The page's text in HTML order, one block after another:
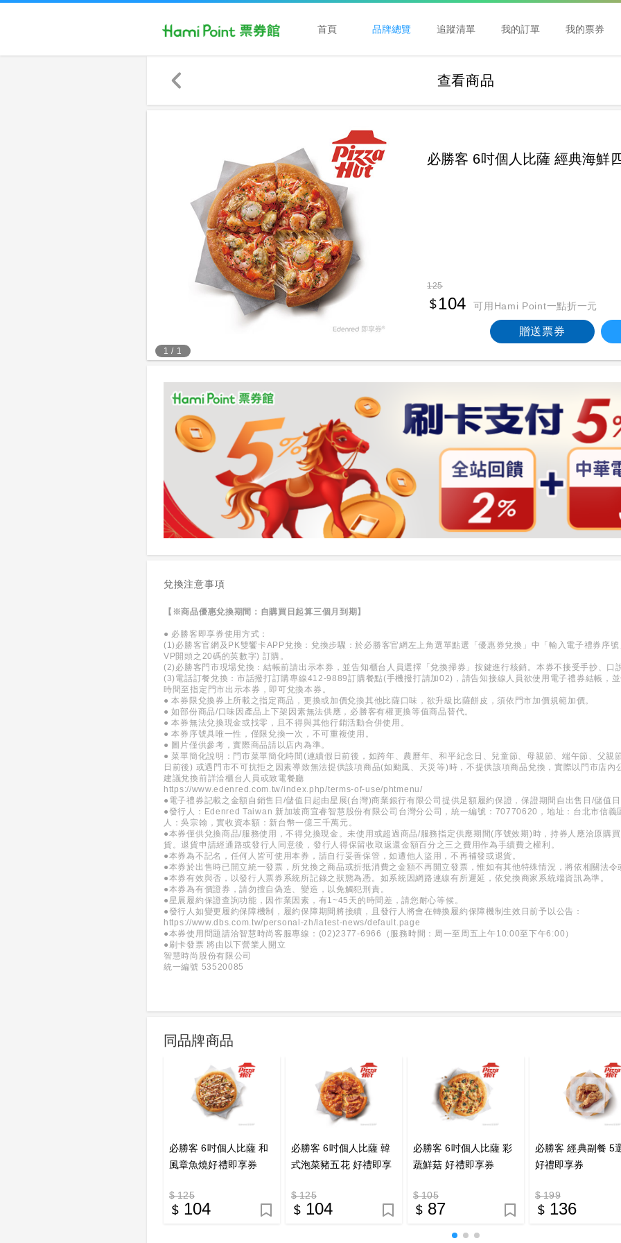
首頁 品牌總覽 追蹤清單 我的訂單 我的票券
查看商品
1 / 1
必勝客 6吋個人比薩 經典海鮮
125
104 可用Hami Point一點折一元
贈送票券
兌換注意事項
【※商品優惠兌換期間：自購買日起算三個月到期】
● 必勝客即享券使用方式：
(1)必勝客官網及PK雙饗卡APP兌換：兌換步驟：於必勝客官網左上角選單點選「優惠券兌換」中「輸入電子禮券序
VP開頭之20碼的英數字) 訂購。
(2)必勝客門市現場兌換：結帳前請出示本券，並告知櫃台人員選擇「兌換掃券」按鍵進行核銷。本券不接受手抄、口
(3)電話訂餐兌換：市話撥打訂購專線412-9889訂購餐點(手機撥打請加02)，請告知接線人員欲使用電子禮券結帳，
時間至指定門市出示本券，即可兌換本券。
● 本券限兌換券上所載之指定商品，更換或加價兌換其他比薩口味，欲升級比薩餅皮，須依門市加價規範加價。
● 如部份商品/口味因產品上下架因素無法供應，必勝客有權更換等值商品替代。
● 本券無法兌換現金或找零，且不得與其他行銷活動合併使用。
● 本券序號具唯一性，僅限兌換一次，不可重複使用。
● 圖片僅供參考，實際商品請以店內為準。
● 菜單簡化說明：門市菜單簡化時間(連續假日前後，如跨年、農曆年、和平紀念日、兒童節、母親節、端午節、父親
日前後) 或遇門市不可抗拒之因素導致無法提供該項商品(如颱風、天災等)時，不提供該項商品兌換，實際以門市店
建議兌換前詳洽櫃台人員或致電餐廳
https://www.edenred.com.tw/index.php/terms-of-use/phtmenu/
●電子禮券記載之金額自銷售日/儲值日起由星展(台灣)商業銀行有限公司提供足額履約保證，保證期間自出售日/儲值
●發行人：Edenred Taiwan 新加坡商宜睿智慧股份有限公司台灣分公司，統一編號：70770620，地址：台北市信
人：吳宗翰，實收資本額：新台幣一億三千萬元。
●本券僅供兌換商品/服務使用，不得兌換現金。未使用或超過商品/服務指定供應期間(序號效期)時，持券人應洽原購
貨。退貨申請經通路或發行人同意後，發行人得保留收取返還金額百分之三之費用作為手續費之權利。
●本券為不記名，任何人皆可使用本券，請自行妥善保管，如遭他人盜用，不再補發或退貨。
●本券於出售時已開立統一發票，所兌換之商品或折抵消費之金額不再開立發票，惟如有其他特殊情況，將依相關法令
●本券有效與否，以發行人票券系統所記錄之狀態為憑。如系統因網路連線有所遲延，依兌換商家系統端資訊為準。
●本券為有價證券，請勿擅自偽造、變造，以免觸犯刑責。
●星展履約保證查詢功能，因作業因素，有1~45天的時間差，請您耐心等候。
●發行人如變更履約保障機制，履約保障期間將接續，且發行人將會在轉換履約保障機制生效日前予以公告：
https://www.dbs.com.tw/personal-zh/latest-news/default.page
●本券使用問題請洽智慧時尚客服專線：(02)2377-6966（服務時間：周一至周五上午10:00至下午6:00）
●刷卡發票 將由以下營業人開立
智慧時尚股份有限公司
統一編號 53520085
同品牌商品
必勝客 6吋個人比薩 和
風章魚燒好禮即享券
$ 125
104
必勝客 6吋個人比薩 韓
式泡菜豬五花 好禮即享
$ 125
104
必勝客 6吋個人比薩 彩
蔬鮮菇 好禮即享券
$ 105
87
必勝客 經典副餐 5
好禮即享券
$ 199
136